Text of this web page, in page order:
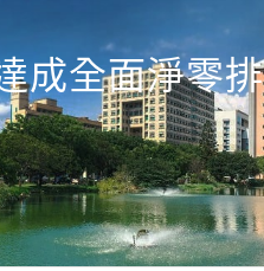
成全面淨零